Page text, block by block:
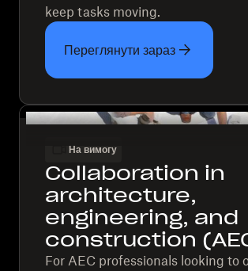
keep tasks moving.
Переглянути зараз
На вимогу
Collaboration in
architecture,
engineering, and
construction
For AEC professionals looking to